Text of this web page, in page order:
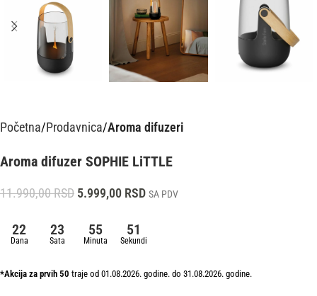
Početna Prodavnica Aroma difuzeri
Aroma difuzer SOPHIE LiTTLE
11.990,00RSD 5.999,00 RSD SA PDV
22
Dana
23
Sata
55
Minuta
50
Sekundi
*Akcija za prvih 50 traje od 01.08.2026. godine. do 31.08.2026. godine.